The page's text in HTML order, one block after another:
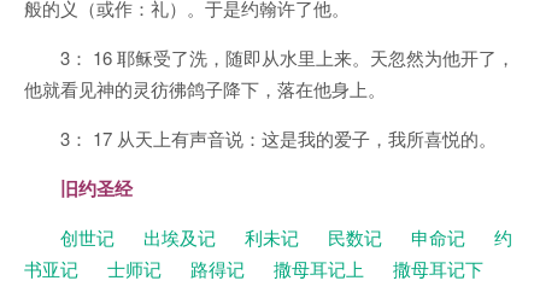
般的义（或作：礼）。于是约翰许了他。
3： 16 耶稣受了洗，随即从水里上来。天忽然为他开了，
他就看见神的灵彷彿鸽子降下，落在他身上。
3： 17 从天上有声音说：这是我的爱子，我所喜悦的。
旧约圣经
创世记 出埃及记 利未记 民数记 申命记
约
书亚记
士师记 路得记 撒母耳记上
撒母耳记下